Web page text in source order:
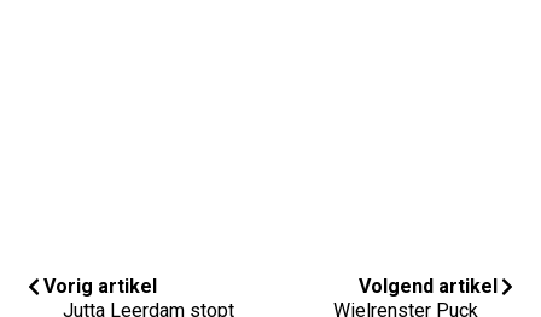
Vorig artikel
Jutta Leerdam stopt
Volgend artikel
Wielrenster Puck